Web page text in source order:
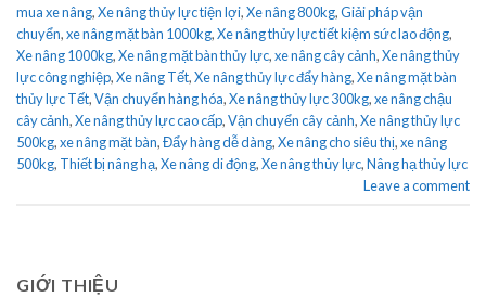
mua xe nâng,Xe nâng thủy lực tiện lợi,Xe nâng 800kg,Giải pháp vận
chuyển,xe nâng mặt bàn 1000kg,Xe nâng thủy lực tiết kiệm sức lao động,
Xe nâng 1000kg,Xe nâng mặt bàn thủy lực,xe nâng cây cảnh,Xe nâng thủy
lực công nghiệp,Xe nâng Tết,Xe nâng thủy lực đẩy hàng,Xe nâng mặt bàn
thủy lực Tết,Vận chuyển hàng hóa,Xe nâng thủy lực 300kg,xe nâng chậu
cây cảnh,Xe nâng thủy lực cao cấp,Vận chuyển cây cảnh,Xe nâng thủy lực
500kg,xe nâng mặt bàn,Đẩy hàng dễ dàng,Xe nâng cho siêu thị,xe nâng
500kg, Thiết bị nâng hạ,Xe nâng di động,Xe nâng thủy lực,Nâng hạ thủy lực
Leave a comment
GIỚI THIỆU